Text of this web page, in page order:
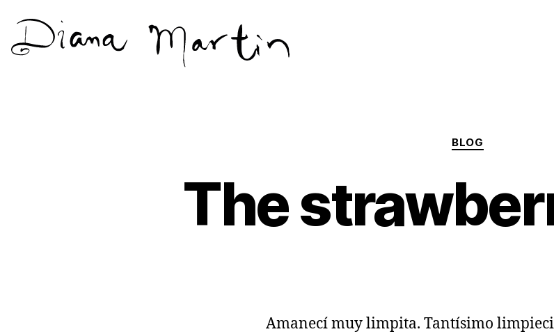
Categories
BLOG
The
Amanecí muy limpita. Tantísimo